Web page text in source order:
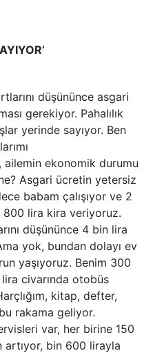
düşününce asgari
gerekiyor. Pahalılık
yerinde sayıyor. Ben
ailemin ekonomik durumu
Asgari ücretin yetersiz
babam çalışıyor ve 2
800 lira kira veriyoruz.
düşününce 4 bin lira
yok, bundan dolayı ev
yaşıyoruz. Benim 300
civarında otobüs
kitap, defter,
rakama geliyor.
var, her birine 150
artıyor, bin 600 lirayla